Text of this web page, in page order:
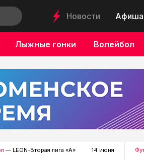
Новости Афиша
Лыжные гонки Волейбол
— LEON-Вторая лига «А» 14 июня